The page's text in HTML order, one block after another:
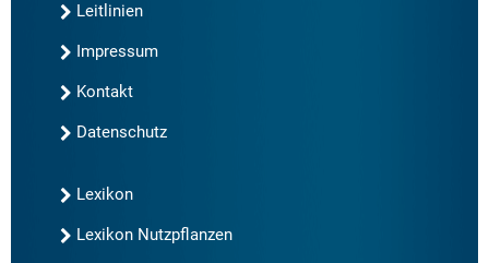
Leitlinien
Impressum
Kontakt
Datenschutz
Lexikon
Lexikon Nutzpflanzen